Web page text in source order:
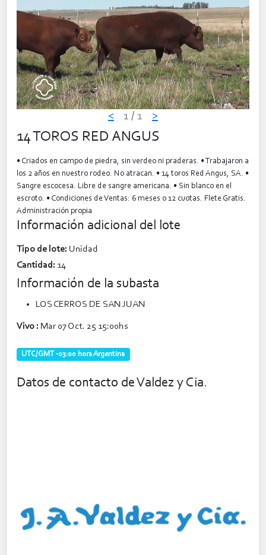
< 1 / 1 >
14 TOROS RED ANGUS
• Criados en campo de piedra, sin verdeo ni praderas. • Trabajaron a
los 2 años en nuestro rodeo. No atracan. • 14 toros Red Angus, SA. •
Sangre escocesa. Libre de sangre americana. • Sin blanco en el
escroto. • Condiciones de Ventas: 6 meses o 12 cuotas. Flete Gratis.
Administración propia
Información adicional del lote
Tipo de lote: Unidad
Cantidad: 14
Información de la subasta
LOS CERROS DE SAN JUAN
Vivo : Mar 07 Oct. 25 15:00hs
UTC/GMT -03:00 hora Argentina
Datos de contacto de Valdez y Cia.